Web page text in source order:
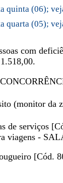
quinta (06);
quarta (05);
com
(monitor da
de serviços
viagens -
[Cód.